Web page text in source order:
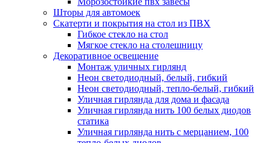
Шторы для автомоек
Скатерти и покрытия на стол из ПВХ
Гибкое стекло на стол
Мягкое стекло на столешницу
Декоративное освещение
Монтаж уличных гирлянд
Неон светодиодный, белый, гибкий
Неон светодиодный, тепло-белый, гибкий
Уличная гирлянда для дома и фасада
Уличная гирлянда нить 100 белых диодов
статика
Уличная гирлянда нить с мерцанием, 100